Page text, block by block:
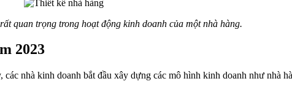
quan trọng trong hoạt động kinh doanh của một nhà hàng.
2023
nhà kinh doanh bắt đầu xây dựng các mô hình kinh doanh như nhà